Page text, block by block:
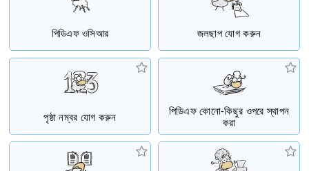
পিডিএফ ওসিআর জলছাপ যোগ করুন
পৃষ্ঠা নম্বর যোগ করুন
পিডিএফ কোনো-কিছুর ওপরে স্থাপন
করা